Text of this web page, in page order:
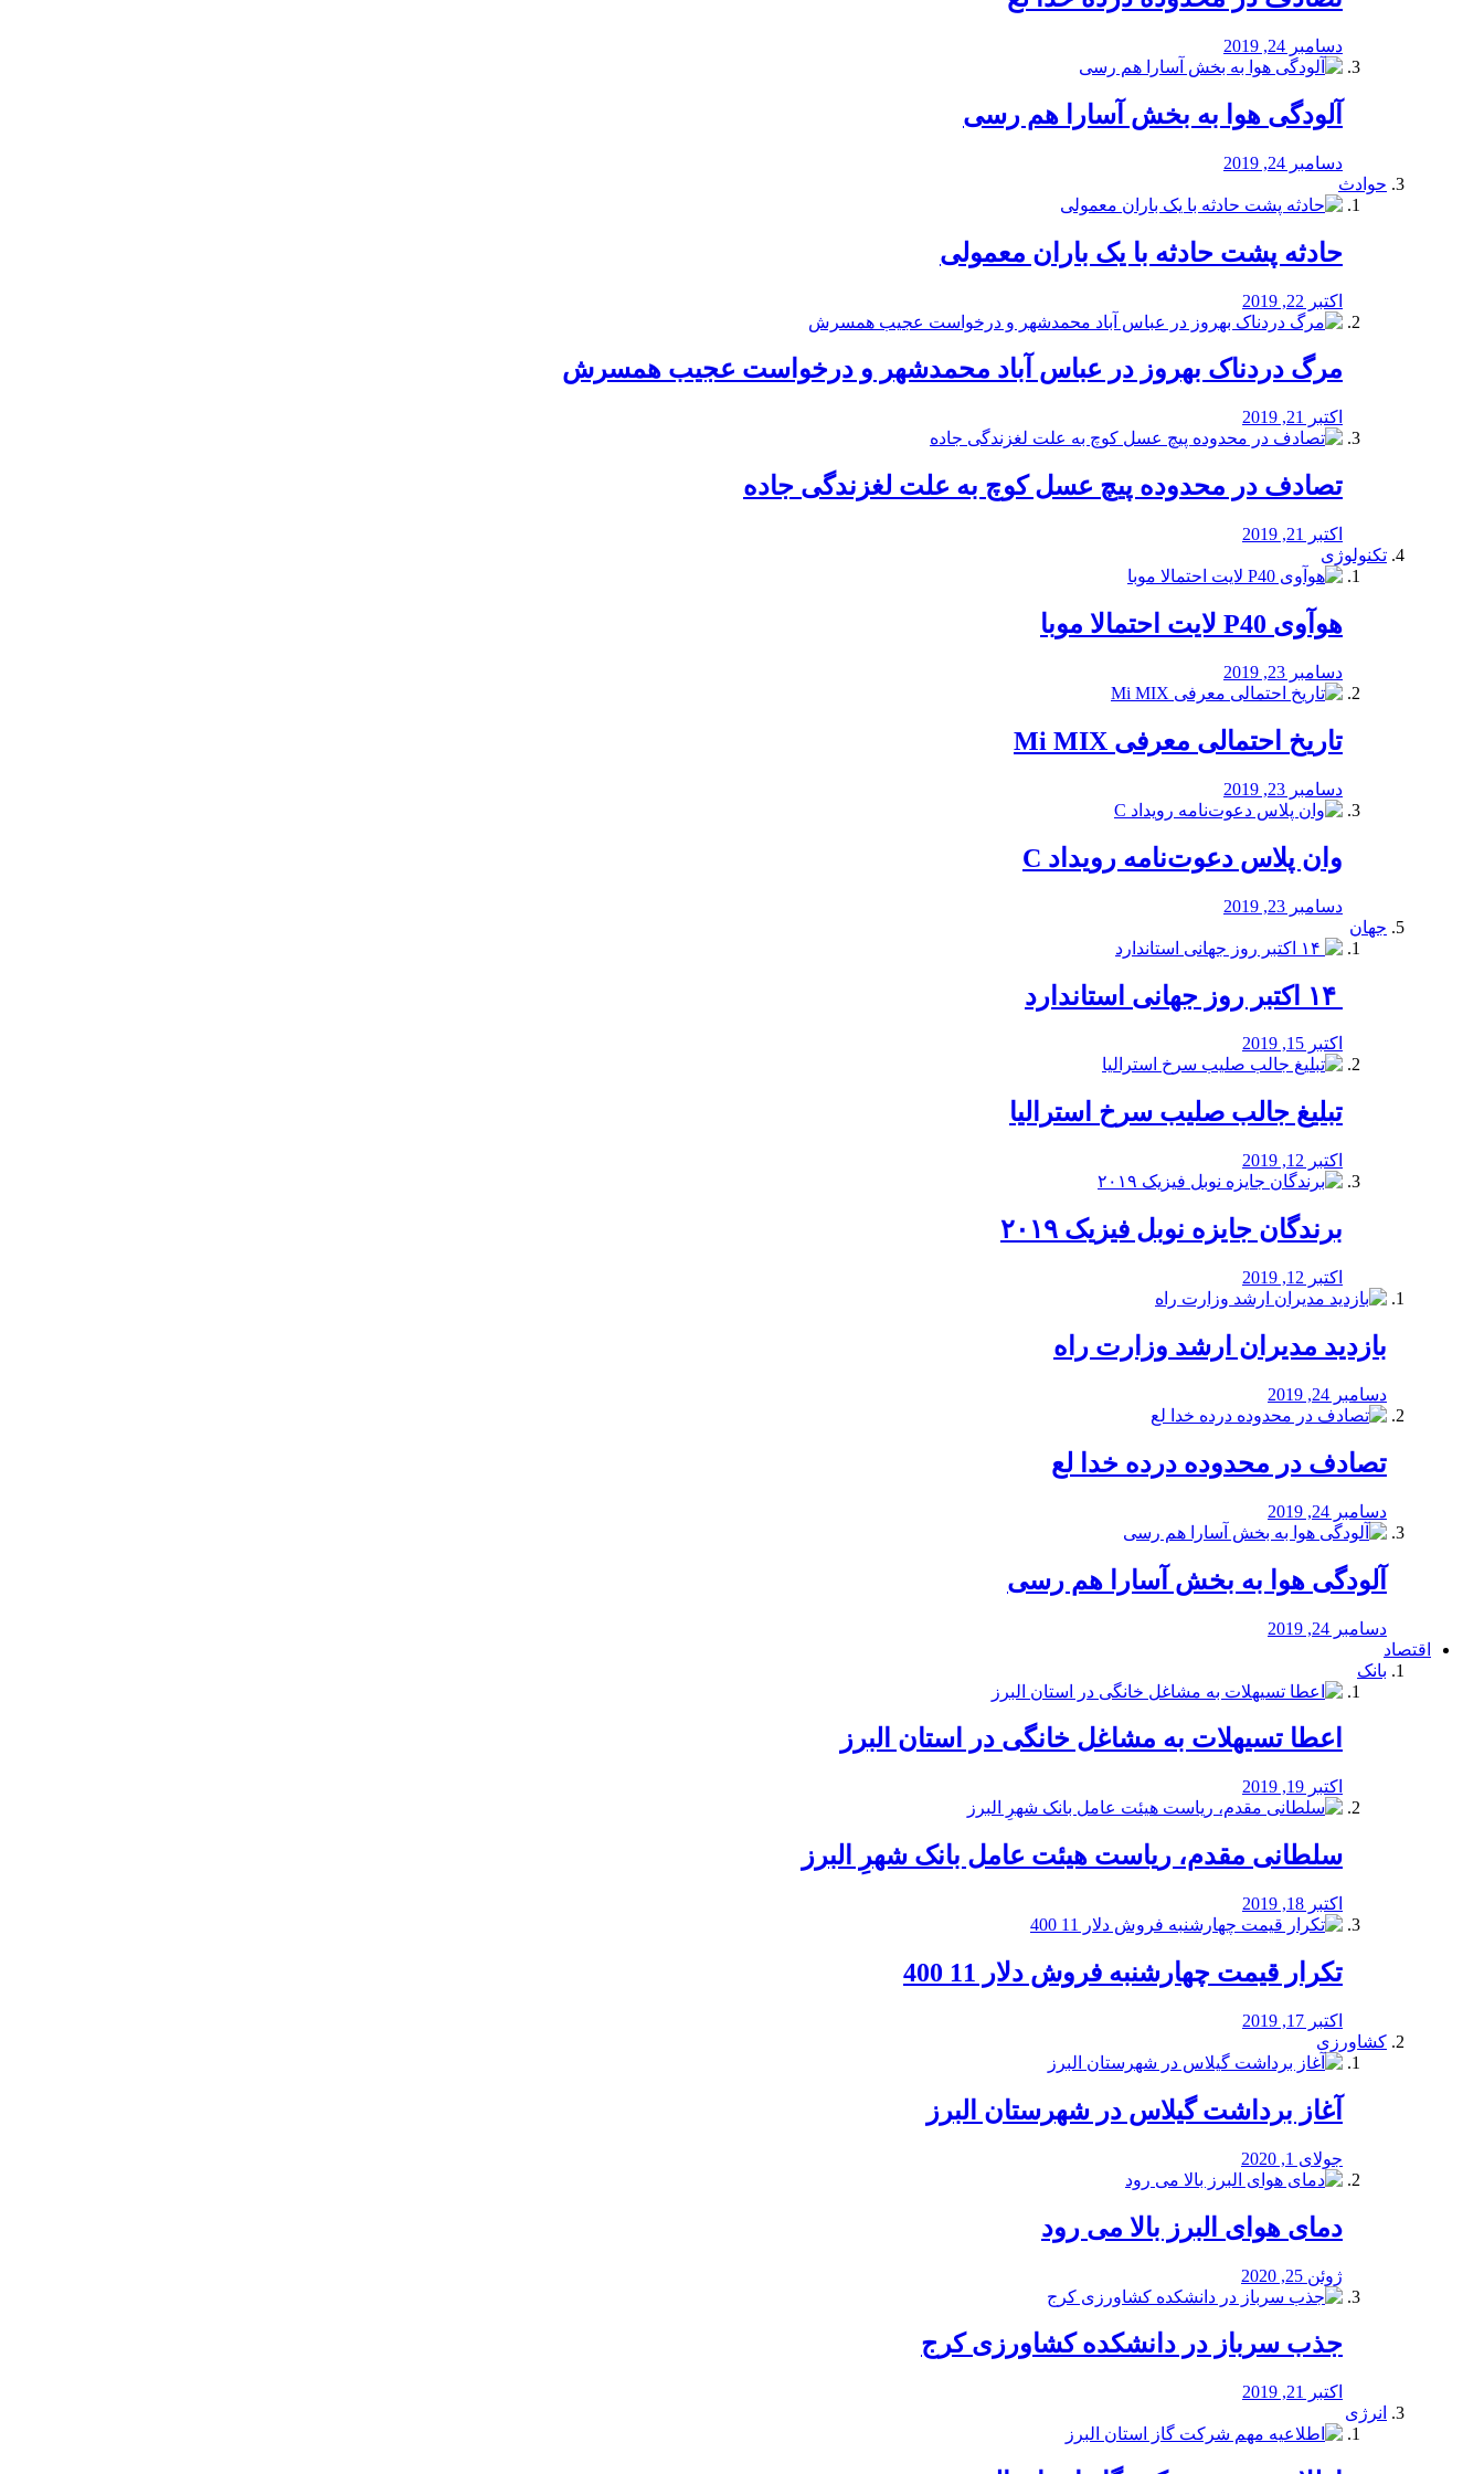
دسامبر 24, 2019
آلودگی هوا به بخش آسارا هم رسی
دسامبر 24, 2019
حوادث
️حادثه پشت حادثه با یک باران معمولی
اکتبر 22, 2019
مرگ دردناک بهروز در عباس آباد محمدشهر و درخواست عجیب همسرش
اکتبر 21, 2019
تصادف در محدوده پیچ عسل کوچ به علت لغزندگی جاده
اکتبر 21, 2019
تکنولوژی
هوآوی P40 لایت احتمالا موبا
دسامبر 23, 2019
تاریخ احتمالی معرفی Mi MIX
دسامبر 23, 2019
وان پلاس دعوت‌نامه رویداد C
دسامبر 23, 2019
جهان
اکتبر 15, 2019
تبلیغ جالب صلیب سرخ استرالیا
اکتبر 12, 2019
برندگان جایزه نوبل فیزیک ۲۰۱۹
اکتبر 12, 2019
بازدید مدیران ارشد وزارت راه
دسامبر 24, 2019
تصادف در محدوده درده خدا لع
دسامبر 24, 2019
آلودگی هوا به بخش آسارا هم رسی
دسامبر 24, 2019
اقتصاد
بانک
️اعطا تسیهلات به مشاغل خانگی در استان البرز
اکتبر 19, 2019
سلطانی مقدم، ریاست هیئت عامل بانک شهرِ البرز
اکتبر 18, 2019
تکرار قیمت چهارشنبه فروش دلار 11 400
اکتبر 17, 2019
کشاورزی
آغاز برداشت گیلاس در شهرستان البرز
جولای 1, 2020
دمای هوای البرز بالا می رود
ژوئن 25, 2020
جذب سرباز در دانشکده کشاورزی کرج
اکتبر 21, 2019
انرژی